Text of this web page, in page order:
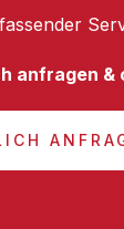
anfragen &